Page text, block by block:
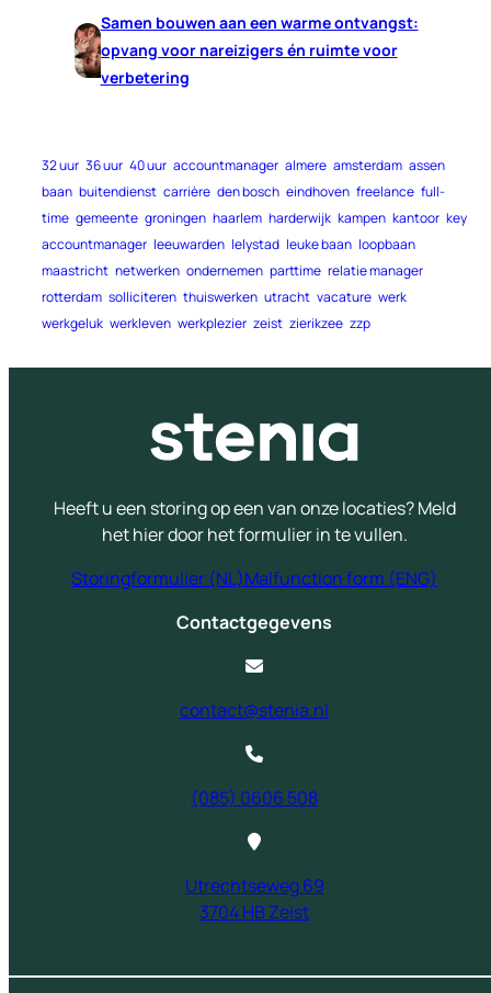
Samen bouwen aan een warme ontvangst:
opvang voor nareizigers én ruimte voor
verbetering
32 uur 36 uur 40 uur accountmanager almere amsterdam assen
baan buitendienst carrière den bosch eindhoven freelance full-
time gemeente groningen haarlem harderwijk kampen kantoor key
accountmanager leeuwarden lelystad leuke baan loopbaan
maastricht netwerken ondernemen parttime relatie manager
rotterdam solliciteren thuiswerken utracht vacature werk
werkgeluk werkleven werkplezier zeist zierikzee zzp
Heeft u een storing op een van onze locaties? Meld
het hier door het formulier in te vullen.
Storingformulier (NL)Malfunction form (ENG)
Contactgegevens
contact@stenia.nl
(085) 0606 508
Utrechtseweg 69
3704 HB Zeist